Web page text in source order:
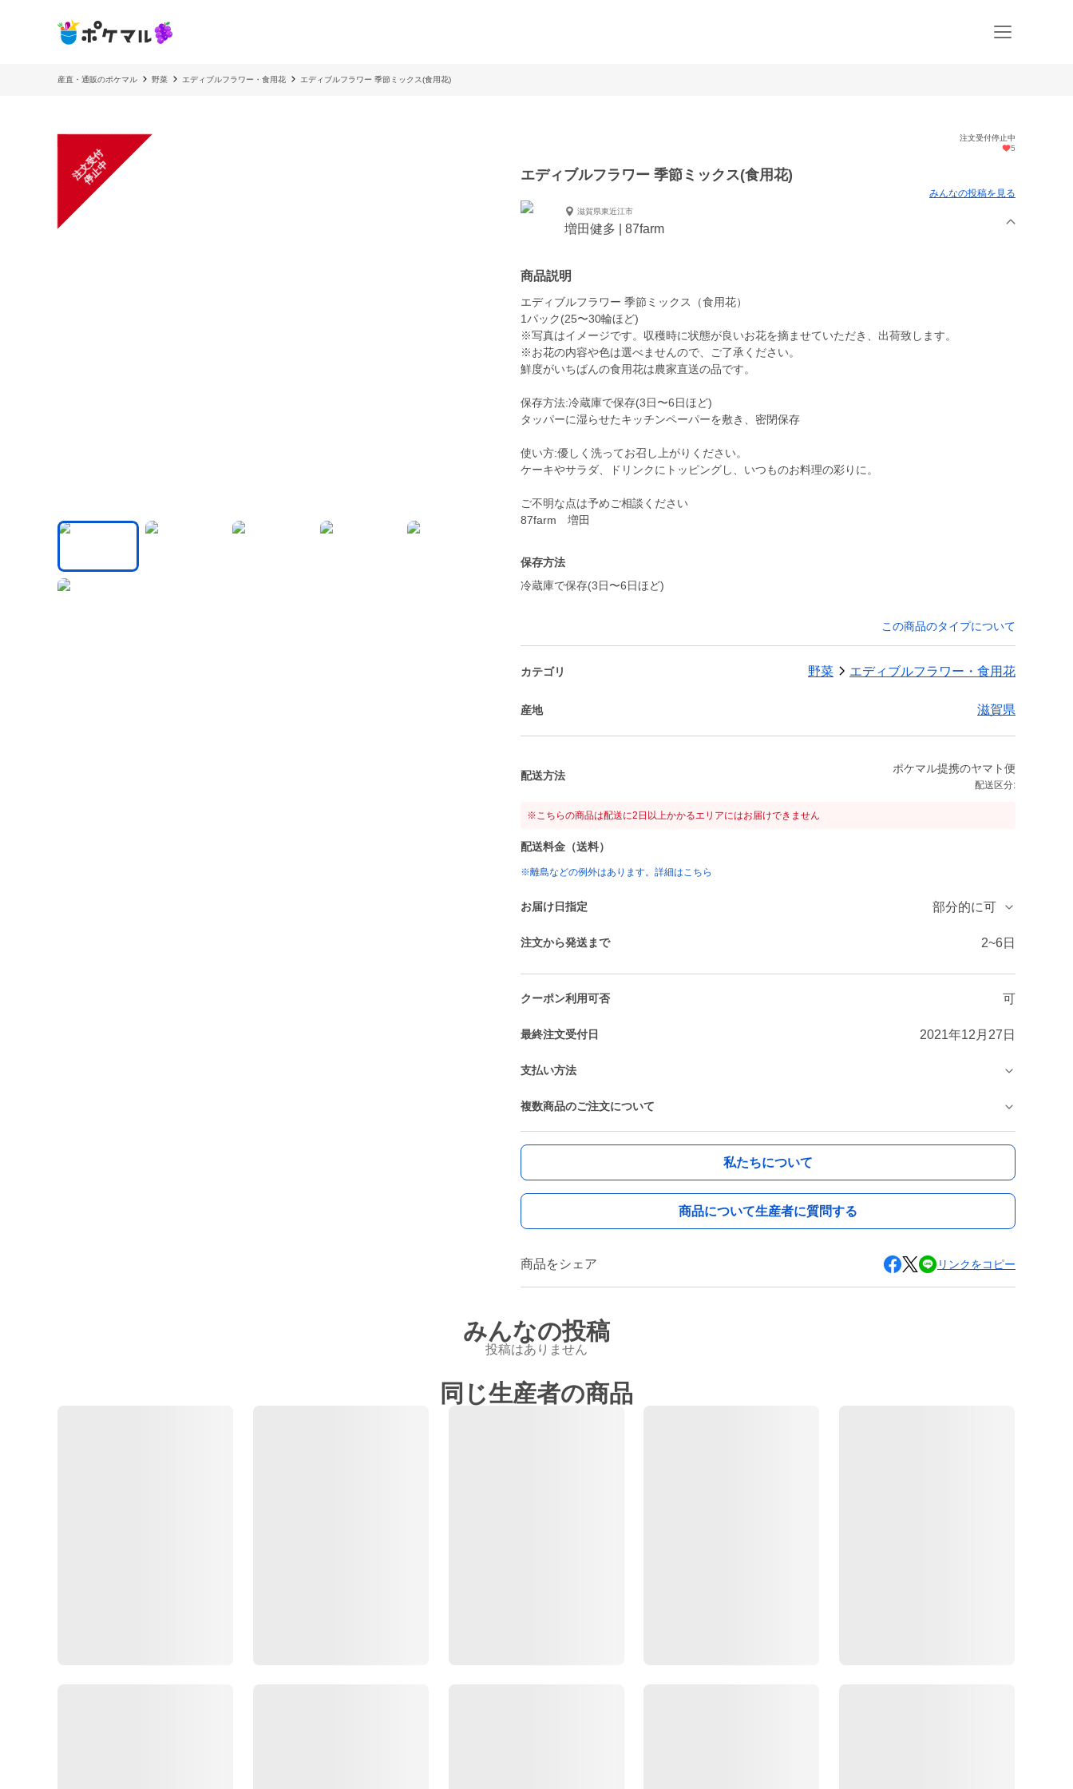
産直・通販のポケマル 野菜 エディブルフラワー・食用花 エディブルフラワー 季節ミックス(食用花)
注
文
受
付
停
止
中
注文受付停止中
5
エディブルフラワー 季節ミックス(食用花)
みんなの投稿を見る
滋賀県東近江市
増田健多 | 87farm
商品説明
エディブルフラワー 季節ミックス（食用花）
1パック(25〜30輪ほど)
※写真はイメージです。収穫時に状態が良いお花を摘ませていただき、出荷致します。
※お花の内容や色は選べませんので、ご了承ください。
鮮度がいちばんの食用花は農家直送の品です。
保存方法:冷蔵庫で保存(3日〜6日ほど)
タッパーに湿らせたキッチンペーパーを敷き、密閉保存
使い方:優しく洗ってお召し上がりください。
ケーキやサラダ、ドリンクにトッピングし、いつものお料理の彩りに。
ご不明な点は予めご相談ください
87farm 増田
保存方法
冷蔵庫で保存(3日〜6日ほど)
この商品のタイプについて
カテゴリ 野菜 エディブルフラワー・食用花
産地 滋賀県
配送方法
ポケマル提携のヤマト便
配送区分:
※こちらの商品は配送に2日以上かかるエリアにはお届けできません
配送料金（送料）
※離島などの例外はあります。詳細はこちら
お届け日指定 部分的に可
注文から発送まで 2~6日
クーポン利用可否 可
最終注文受付日 2021年12月27日
支払い方法
複数商品のご注文について
私たちについて
商品について生産者に質問する
商品をシェア リンクをコピー
みんなの投稿
投稿はありません
同じ生産者の商品